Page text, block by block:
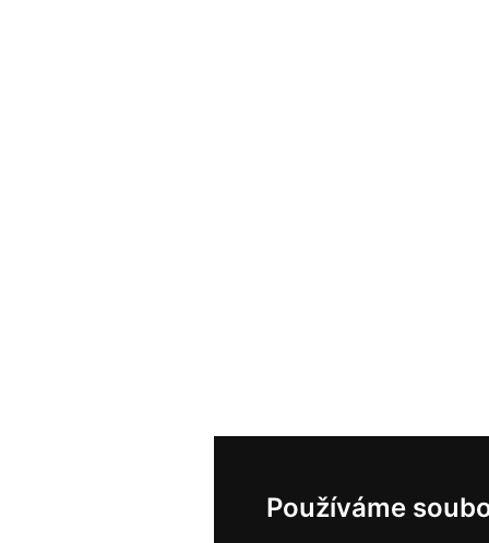
Používáme